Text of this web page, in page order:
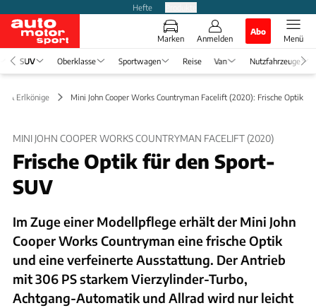
Hefte
Marken Anmelden
Abo
Menü
SUV Oberklasse Sportwagen Reise Van Nutzfahrzeuge
& Erlkönige Mini John Cooper Works Countryman Facelift (2020): Frische Optik
MINI JOHN COOPER WORKS COUNTRYMAN FACELIFT (2020)
Frische Optik für den Sport-
SUV
Im Zuge einer Modellpflege erhält der Mini John
Cooper Works Countryman eine frische Optik
und eine verfeinerte Ausstattung. Der Antrieb
mit 306 PS starkem Vierzylinder-Turbo,
Achtgang-Automatik und Allrad wird nur leicht